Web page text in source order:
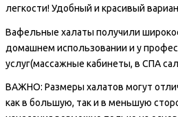
легкости! Удобный и красивый
Вафельные халаты получили
домашнем использовании и у
услуг(массажные кабинеты, в СПА
ВАЖНО: Размеры халатов могут
как в большую, так и в меньшую